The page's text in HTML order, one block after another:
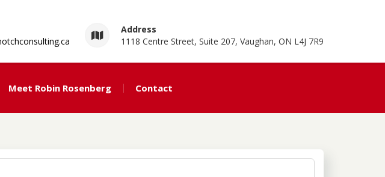
Address
1118 Centre Street, Suite 207, Vaughan, ON L4J 7R9
Meet Robin Rosenberg Contact